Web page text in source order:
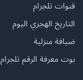
قنوات تلجرام
التاريخ الهجري اليوم
ضيافة منزلية
بوت معرفة الرقم تلجرام